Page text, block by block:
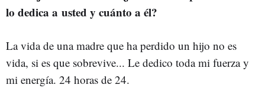
lo dedica a usted y cuánto a él?
La vida de una madre que ha perdido un hijo no es
vida, si es que sobrevive... Le dedico toda mi fuerza y
mi energía. 24 horas de 24.